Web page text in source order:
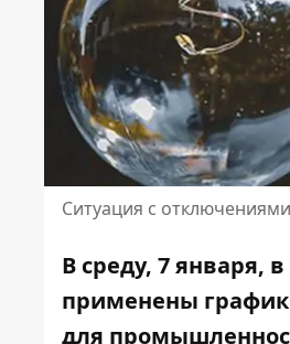
Ситуация с
В среду, 7 января,
применены
для